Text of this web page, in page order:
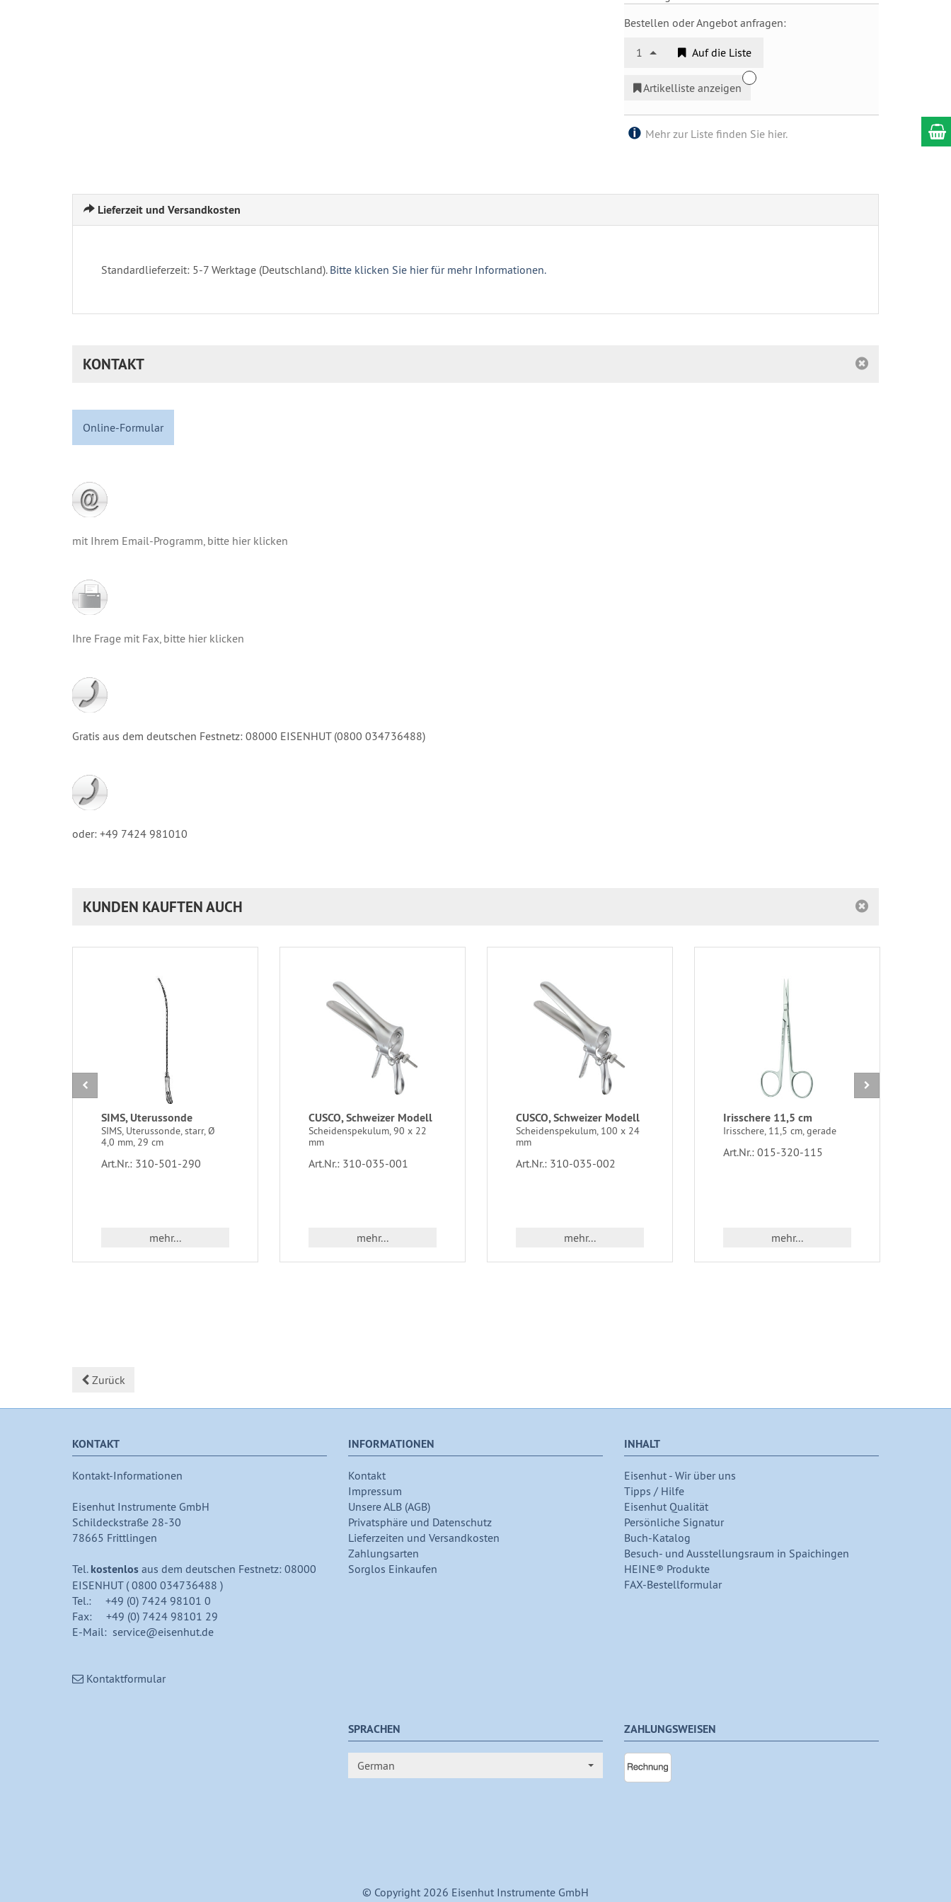
Bestellen oder Angebot anfragen:
1 Auf die Liste
Artikelliste anzeigen
Mehr zur Liste finden Sie hier.
Lieferzeit und Versandkosten
Standardlieferzeit: 5-7 Werktage (Deutschland). Bitte klicken Sie hier für mehr Informationen.
KONTAKT
Online-Formular
mit Ihrem Email-Programm, bitte hier klicken
Ihre Frage mit Fax, bitte hier klicken
Gratis aus dem deutschen Festnetz: 08000 EISENHUT (0800 034736488)
oder: +49 7424 981010
KUNDEN KAUFTEN AUCH
SIMS, Uterussonde
SIMS, Uterussonde, starr, Ø
4,0 mm, 29 cm
Art.Nr.: 310-501-290
mehr...
CUSCO, Schweizer Modell
Scheidenspekulum, 90 x 22
mm
Art.Nr.: 310-035-001
mehr...
CUSCO, Schweizer Modell
Scheidenspekulum, 100 x 24
mm
Art.Nr.: 310-035-002
mehr...
Irisschere 11,5 cm
Irisschere, 11,5 cm, gerade
Art.Nr.: 015-320-115
mehr...
Zurück
KONTAKT
Kontakt-Informationen
Eisenhut Instrumente GmbH
Schildeckstraße 28-30
78665 Frittlingen
Tel. kostenlos aus dem deutschen Festnetz: 08000
EISENHUT ( 0800 034736488 )
Tel.: +49 (0) 7424 98101 0
Fax: +49 (0) 7424 98101 29
E-Mail: service@eisenhut.de
Kontaktformular
INFORMATIONEN
Kontakt
Impressum
Unsere ALB (AGB)
Privatsphäre und Datenschutz
Lieferzeiten und Versandkosten
Zahlungsarten
Sorglos Einkaufen
INHALT
Eisenhut - Wir über uns
Tipps / Hilfe
Eisenhut Qualität
Persönliche Signatur
Buch-Katalog
Besuch- und Ausstellungsraum in Spaichingen
HEINE® Produkte
FAX-Bestellformular
SPRACHEN
German
ZAHLUNGSWEISEN
© Copyright 2026 Eisenhut Instrumente GmbH